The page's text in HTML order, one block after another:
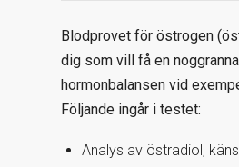
Blodprovet för östrogen
dig som vill få en
hormonbalansen vid
Följande ingår i testet:
Analys av östradiol,